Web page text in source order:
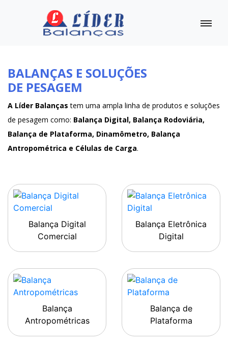
BALANÇAS E SOLUÇÕES
DE PESAGEM
A Líder Balanças tem uma ampla linha de produtos e soluções
de pesagem como: Balança Digital, Balança Rodoviária,
Balança de Plataforma, Dinamômetro, Balança
Antropométrica e Células de Carga.
Balança Digital
Comercial
Balança Eletrônica
Digital
Balança
Antropométricas
Balança de
Plataforma